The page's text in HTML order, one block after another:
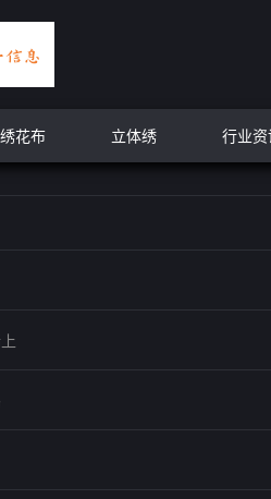
花布 立体绣 行业